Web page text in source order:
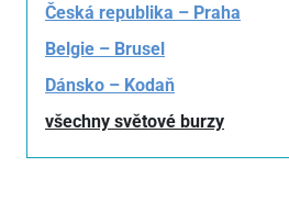
Česká republika – Praha
Belgie – Brusel
Dánsko – Kodaň
všechny světové burzy